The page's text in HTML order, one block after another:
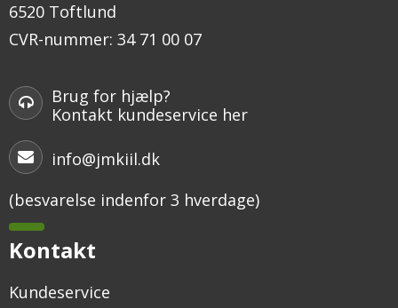
6520 Toftlund
CVR-nummer: 34 71 00 07
Brug for hjælp?
Kontakt kundeservice her
info@jmkiil.dk
(besvarelse indenfor 3 hverdage)
Kontakt
Kundeservice